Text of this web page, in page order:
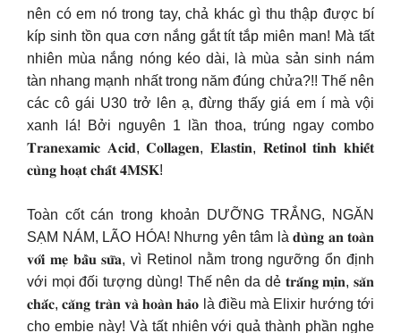
nên có em nó trong tay, chả khác gì thu thập được bí
kíp sinh tồn qua cơn nắng gắt tít tắp miên man! Mà tất
nhiên mùa nắng nóng kéo dài, là mùa sản sinh nám
tàn nhang mạnh nhất trong năm đúng chửa?!! Thế nên
các cô gái U30 trở lên ạ, đừng thấy giá em í mà vội
xanh lá! Bởi nguyên 1 lần thoa, trúng ngay combo
𝐓𝐫𝐚𝐧𝐞𝐱𝐚𝐦𝐢𝐜 𝐀𝐜𝐢𝐝, 𝐂𝐨𝐥𝐥𝐚𝐠𝐞𝐧, 𝐄𝐥𝐚𝐬𝐭𝐢𝐧, 𝐑𝐞𝐭𝐢𝐧𝐨𝐥 𝐭𝐢𝐧𝐡 𝐤𝐡𝐢𝐞̂́𝐭
𝐜𝐮̀𝐧𝐠 𝐡𝐨𝐚̣𝐭 𝐜𝐡𝐚̂́𝐭 𝟒𝐌𝐒𝐊!
Toàn cốt cán trong khoản DƯỠNG TRẮNG, NGĂN
SẠM NÁM, LÃO HÓA! Nhưng yên tâm là 𝐝𝐮̀𝐧𝐠 𝐚𝐧 𝐭𝐨𝐚̀𝐧
𝐯𝐨̛́𝐢 𝐦𝐞̣ 𝐛𝐚̂̀𝐮 𝐬𝐮̛̃𝐚, vì Retinol nằm trong ngưỡng ổn định
với mọi đối tượng dùng! Thế nên da dẻ 𝐭𝐫𝐚̆́𝐧𝐠 𝐦𝐢̣𝐧, 𝐬𝐚̆𝐧
𝐜𝐡𝐚̆́𝐜, 𝐜𝐚̆𝐧𝐠 𝐭𝐫𝐚̀𝐧 𝐯𝐚̀ 𝐡𝐨𝐚̀𝐧 𝐡𝐚̉𝐨 là điều mà Elixir hướng tới
cho embie này! Và tất nhiên với quả thành phần nghe